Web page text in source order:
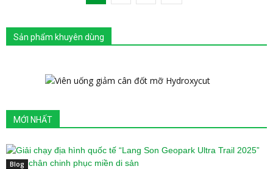
Sản phẩm khuyên dùng
MỚI NHẤT
Blog